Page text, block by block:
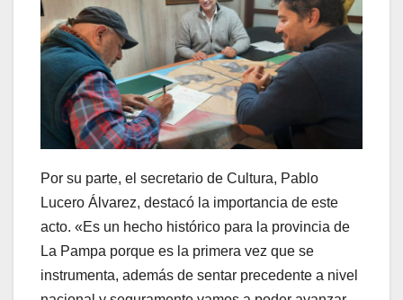
Por su parte, el secretario de Cultura, Pablo
Lucero Álvarez, destacó la importancia de este
acto. «Es un hecho histórico para la provincia de
La Pampa porque es la primera vez que se
instrumenta, además de sentar precedente a nivel